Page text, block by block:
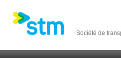
Société de